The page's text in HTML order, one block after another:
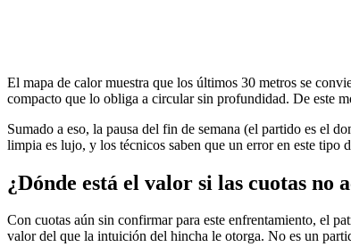
El mapa de calor muestra que los últimos 30 metros se
compacto que lo obliga a circular sin profundidad. De este
Sumado a eso, la pausa del fin de semana (el partido es el
limpia es lujo, y los técnicos saben que un error en este tipo
¿Dónde está el valor si las cuotas no
Con cuotas aún sin confirmar para este enfrentamiento, el
valor del que la intuición del hincha le otorga. No es un